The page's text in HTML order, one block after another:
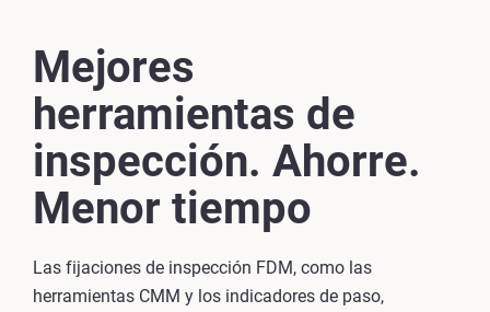
Mejores
herramientas de
inspección. Ahorre.
Menor tiempo
Las fijaciones de inspección FDM, como las
herramientas CMM y los indicadores de paso,